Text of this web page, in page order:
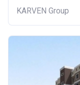
KARVEN Group